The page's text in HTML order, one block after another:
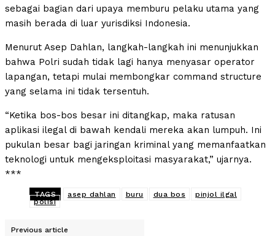
sebagai bagian dari upaya memburu pelaku utama yang
masih berada di luar yurisdiksi Indonesia.
Menurut Asep Dahlan, langkah-langkah ini menunjukkan
bahwa Polri sudah tidak lagi hanya menyasar operator
lapangan, tetapi mulai membongkar command structure
yang selama ini tidak tersentuh.
“Ketika bos-bos besar ini ditangkap, maka ratusan
aplikasi ilegal di bawah kendali mereka akan lumpuh. Ini
pukulan besar bagi jaringan kriminal yang memanfaatkan
teknologi untuk mengeksploitasi masyarakat,” ujarnya.
***
TAGS asep dahlan buru dua bos
pinjol ilgal
polisi
Previous article